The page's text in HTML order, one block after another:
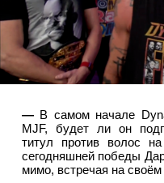
— В самом начале
MJF, будет ли он
титул против волос
сегодняшней победы
мимо, встречая на